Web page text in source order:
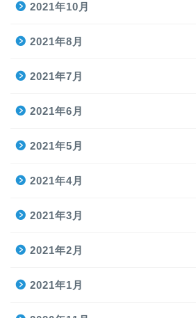
2021年10月
2021年8月
2021年7月
2021年6月
2021年5月
2021年4月
2021年3月
2021年2月
2021年1月